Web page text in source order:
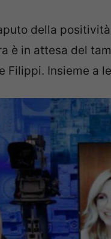
della
è in attesa del
Filippi. Insieme a